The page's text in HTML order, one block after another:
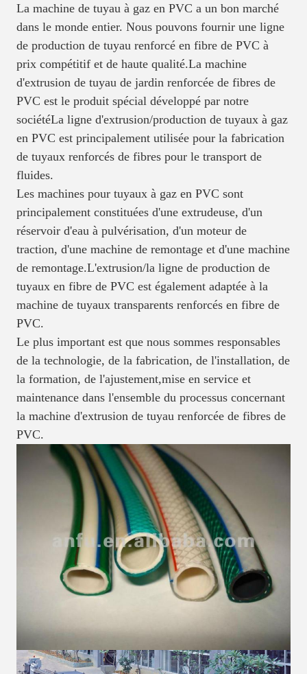
La machine de tuyau à gaz en PVC a un bon marché
dans le monde entier. Nous pouvons fournir une ligne
de production de tuyau renforcé en fibre de PVC à
prix compétitif et de haute qualité.La machine
d'extrusion de tuyau de jardin renforcée de fibres de
PVC est le produit spécial développé par notre
sociétéLa ligne d'extrusion/production de tuyaux à gaz
en PVC est principalement utilisée pour la fabrication
de tuyaux renforcés de fibres pour le transport de
fluides.
Les machines pour tuyaux à gaz en PVC sont
principalement constituées d'une extrudeuse, d'un
réservoir d'eau à pulvérisation, d'un moteur de
traction, d'une machine de remontage et d'une machine
de remontage.L'extrusion/la ligne de production de
tuyaux en fibre de PVC est également adaptée à la
machine de tuyaux transparents renforcés en fibre de
PVC.
Le plus important est que nous sommes responsables
de la technologie, de la fabrication, de l'installation, de
la formation, de l'ajustement,mise en service et
maintenance dans l'ensemble du processus concernant
la machine d'extrusion de tuyau renforcée de fibres de
PVC.